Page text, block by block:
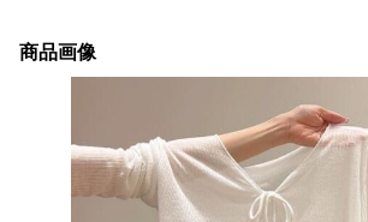
商品画像